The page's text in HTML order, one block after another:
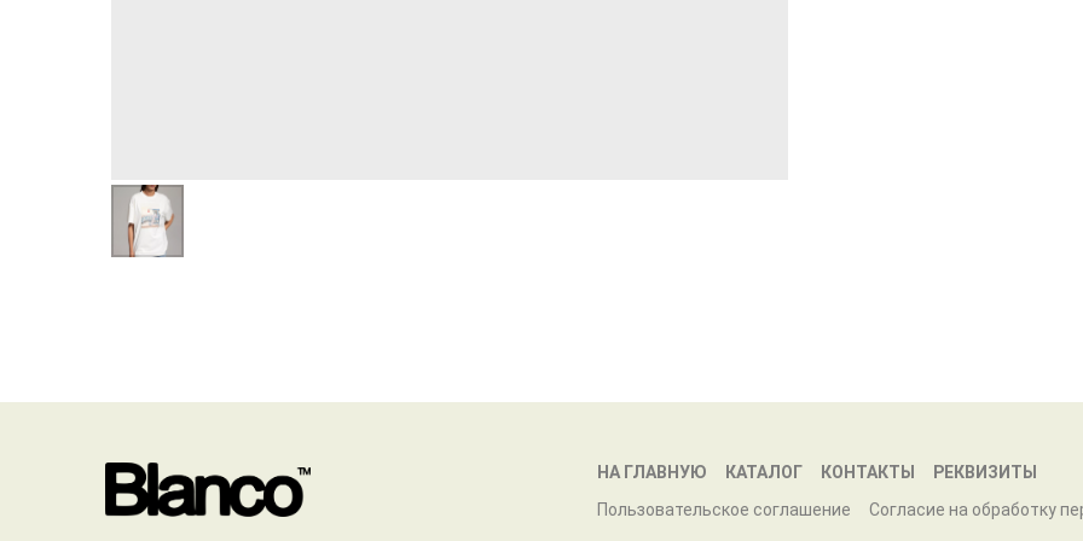
НА ГЛАВНУЮ КАТАЛОГ КОНТАКТЫ
РЕКВИЗИТЫ
Пользовательское соглашение
Согласие на обработку